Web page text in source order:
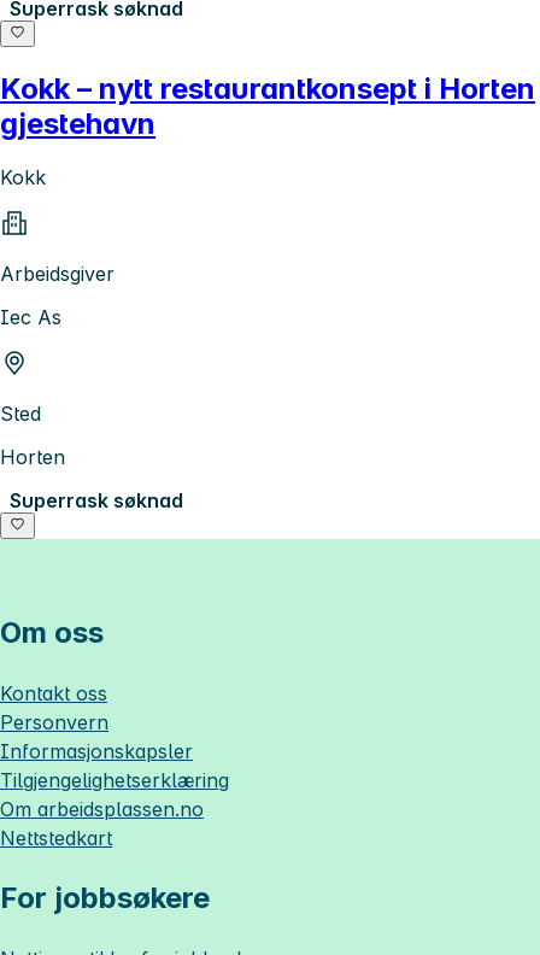
Superrask søknad
Kokk – nytt restaurantkonsept i Horten
gjestehavn
Kokk
Arbeidsgiver
Iec As
Sted
Horten
Superrask søknad
Om oss
Kontakt oss
Personvern
Informasjonskapsler
Tilgjengelighetserklæring
Om arbeidsplassen.no
Nettstedkart
For jobbsøkere